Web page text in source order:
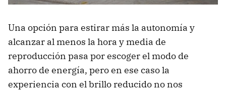
Una opción para estirar más la autonomía y
alcanzar al menos la hora y media de
reproducción pasa por escoger el modo de
ahorro de energía, pero en ese caso la
experiencia con el brillo reducido no nos